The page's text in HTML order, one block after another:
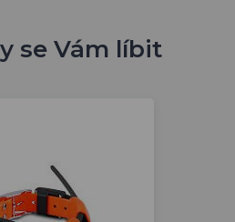
se Vám líbit